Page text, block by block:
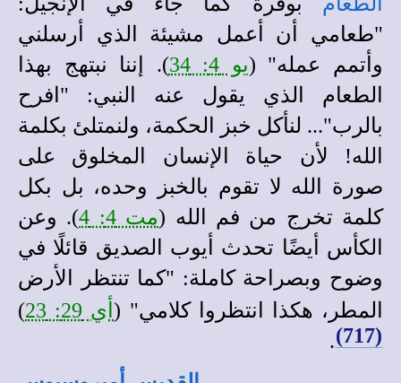
"طعامي أن أعمل مشيئة الذي أرسلني
وأتمم عمله" (يو 4: 34 ). إننا نبتهج بهذا
الطعام الذي يقول عنه النبي: "افرح
بالرب"... لنأكل خبز الحكمة، ولنمتلئ بكلمة
الله! لأن حياة الإنسان المخلوق على
صورة الله لا تقوم بالخبز وحده، بل بكل
كلمة تخرج من فم الله (مت 4: 4
). وعن
الكأس أيضًا تحدث أيوب الصديق قائلًا في
وضوح وبصراحة كاملة: "كما تنتظر الأرض
المطر، هكذا انتظروا كلامي" (أي 29: 23
)
(717)
.